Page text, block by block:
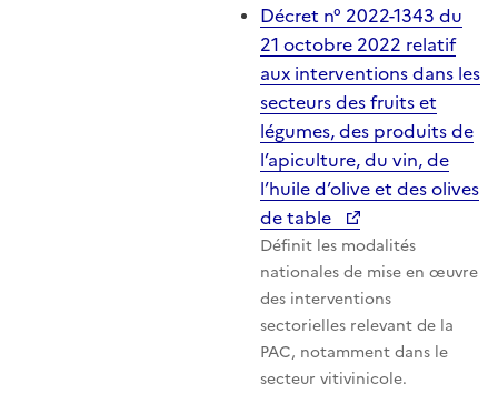
Décret n° 2022-1343 du
21 octobre 2022 relatif
aux interventions dans les
secteurs des fruits et
légumes, des produits de
l’apiculture, du vin, de
l’huile d’olive et des olives
de table
Définit les modalités
nationales de mise en œuvre
des interventions
sectorielles relevant de la
PAC, notamment dans le
secteur vitivinicole.